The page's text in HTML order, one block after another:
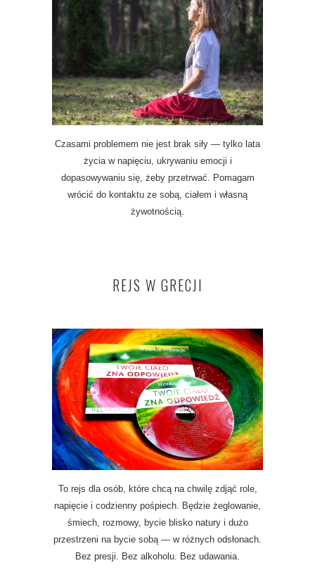
Czasami problemem nie jest brak siły — tylko lata
życia w napięciu, ukrywaniu emocji i
dopasowywaniu się, żeby przetrwać. Pomagam
wrócić do kontaktu ze sobą, ciałem i własną
żywotnością.
REJS W GRECJI
To rejs dla osób, które chcą na chwilę zdjąć role,
napięcie i codzienny pośpiech. Będzie żeglowanie,
śmiech, rozmowy, bycie blisko natury i dużo
przestrzeni na bycie sobą — w różnych odsłonach.
Bez presji. Bez alkoholu. Bez udawania.